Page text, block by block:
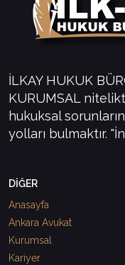
İLKAY HUKUK
KURUMSAL
hukuksal
yolları bulmaktır.
DİĞER
Anasayfa
Ankara Avukat
Kurumsal
Kariyer